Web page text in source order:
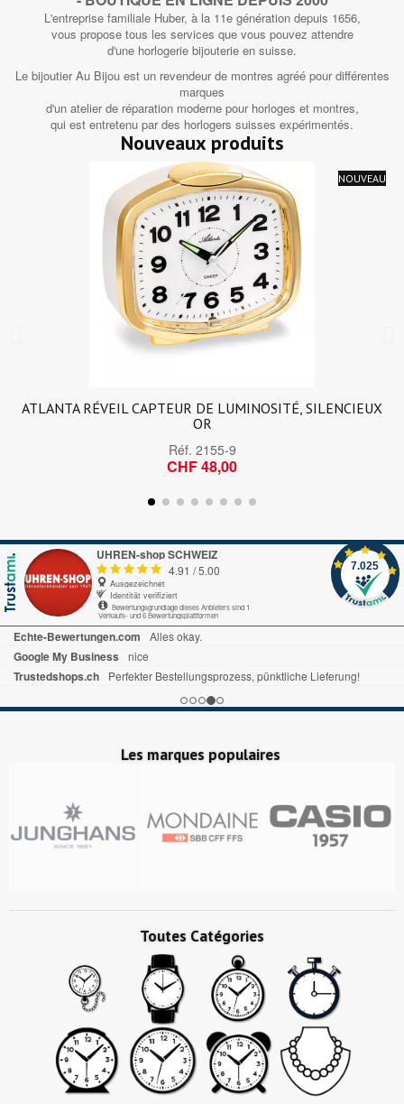
L'entreprise familiale Huber, à la 11e génération depuis 1656,
vous propose tous les services que vous pouvez attendre
d'une horlogerie bijouterie en suisse.
Le bijoutier Au Bijou est un revendeur de montres agréé pour différentes
marques
d'un atelier de réparation moderne pour horloges et montres,
qui est entretenu par des horlogers suisses expérimentés.
Nouveaux produits
NOUVEAU
ATLANTA RÉVEIL CAPTEUR DE LUMINOSITÉ, SILENCIEUX
OR
Réf. 2155-9
CHF 48,00
UHREN-shop SCHWEIZ
4.91 /5.00
Ausgezeichnet
Identität verifiziert
Bewertungsgrundlage dieses Anbieters sind 1
Verkaufs- und 6 Bewertungsplattformen
7.025
Echte-Bewertungen.com Alles okay.
Google My Business nice
Trustedshops.ch Perfekter Bestellungsprozess, pünktliche Lieferung!
Les marques populaires
Toutes Catégories